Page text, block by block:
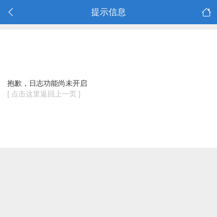
提示信息
抱歉，日志功能尚未开启
[ 点击这里返回上一页 ]